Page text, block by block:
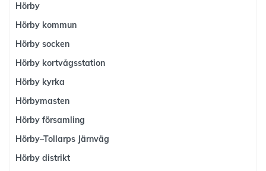
Hörby
Hörby kommun
Hörby socken
Hörby kortvågsstation
Hörby kyrka
Hörbymasten
Hörby församling
Hörby–Tollarps Järnväg
Hörby distrikt